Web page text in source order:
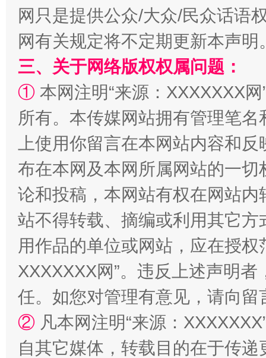
网只是提供公众/大众/民众话语
网有关规定将不定期更新本声明
三、关于网络版权权属问题：
① 本网注明“来源：XXXXXXX
所有。本传媒网站拥有管理笔
上使用你留言在本网站内容和
布在本网及本网所属网站的一
论和投稿，本网站有权在网站
站不得转载、摘编或利用其它
用作品的单位或网站，应在授
XXXXXXX网”。违反上述声明
任。如您对管理有意见，请向
② 凡本网注明“来源：
自其它媒体，转载目的在于传